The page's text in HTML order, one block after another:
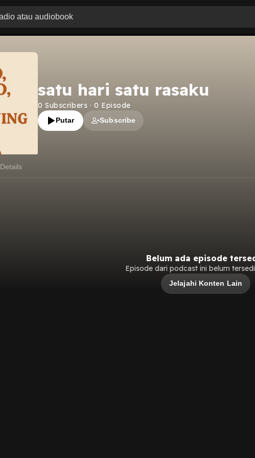
satu hari satu rasaku
0 Subscribers · 0 Episode
Putar Subscribe
Details
Belum ada episode
Episode dari podcast ini belum
Jelajahi Konten Lain